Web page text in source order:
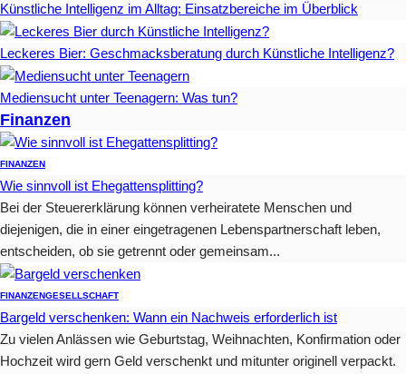
Künstliche Intelligenz im Alltag: Einsatzbereiche im Überblick
Leckeres Bier: Geschmacksberatung durch Künstliche Intelligenz?
Mediensucht unter Teenagern: Was tun?
Finanzen
FINANZEN
Wie sinnvoll ist Ehegattensplitting?
Bei der Steuererklärung können verheiratete Menschen und
diejenigen, die in einer eingetragenen Lebenspartnerschaft leben,
entscheiden, ob sie getrennt oder gemeinsam...
FINANZENGESELLSCHAFT
Bargeld verschenken: Wann ein Nachweis erforderlich ist
Zu vielen Anlässen wie Geburtstag, Weihnachten, Konfirmation oder
Hochzeit wird gern Geld verschenkt und mitunter originell verpackt.